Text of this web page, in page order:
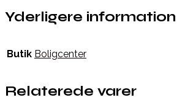
Yderligere information
Butik Boligcenter
Relaterede varer